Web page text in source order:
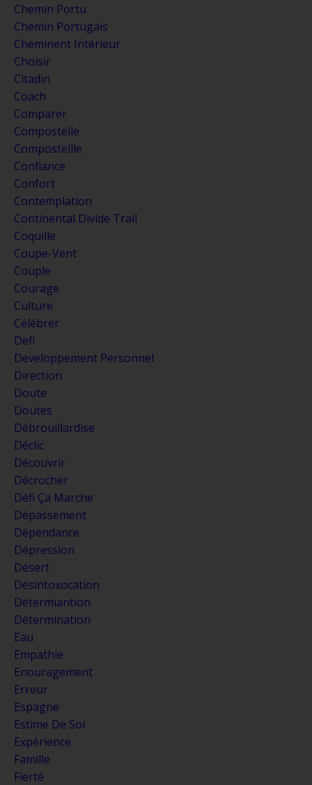
Chemin Portu
Chemin Portugais
Cheminent Intérieur
Choisir
Citadin
Coach
Comparer
Compostelle
Compostellle
Confiance
Confort
Contemplation
Continental Divide Trail
Coquille
Coupe-Vent
Couple
Courage
Culture
Célébrer
Defi
Developpement Personnel
Direction
Doute
Doutes
Débrouillardise
Déclic
Découvrir
Décrocher
Défi Ça Marche
Dépassement
Dépendance
Dépression
Désert
Désintoxocation
Détermiantion
Détermination
Eau
Empathie
Enouragement
Erreur
Espagne
Estime De Soi
Expérience
Famille
Fierté